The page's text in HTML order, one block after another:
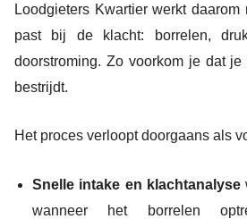
Loodgieters Kwartier werkt
past bij de klacht: borrelen,
doorstroming. Zo voorkom je dat
bestrijdt.
Het proces verloopt doorgaans als
Snelle intake en klachtanalyse
wanneer het borrelen